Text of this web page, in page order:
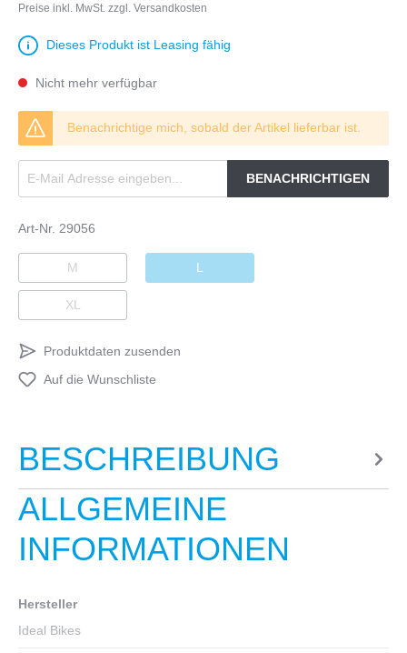
Preise inkl. MwSt. zzgl. Versandkosten
Dieses Produkt ist Leasing fähig
Nicht mehr verfügbar
Benachrichtige mich, sobald der Artikel lieferbar ist.
BENACHRICHTIGEN
Art-Nr. 29056
M L
XL
Produktdaten zusenden
Auf die Wunschliste
BESCHREIBUNG
ALLGEMEINE
INFORMATIONEN
Hersteller
Ideal Bikes